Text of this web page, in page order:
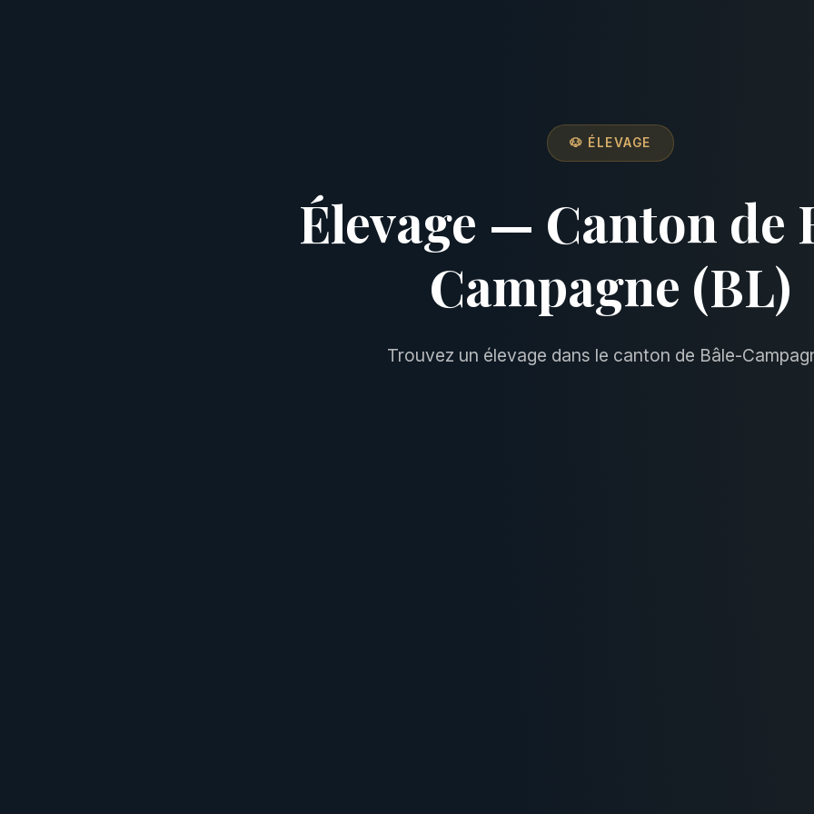
🐶 ÉLEVAGE
Élevage — Canton de
Campagne (BL)
Trouvez un élevage dans le canton de Bâle-